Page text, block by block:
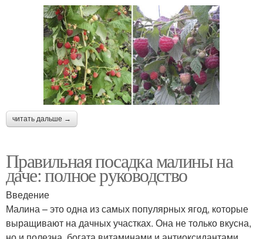
читать дальше →
Правильная посадка малины на
даче: полное руководство
Введение
Малина – это одна из самых популярных ягод, которые
выращивают на дачных участках. Она не только вкусна,